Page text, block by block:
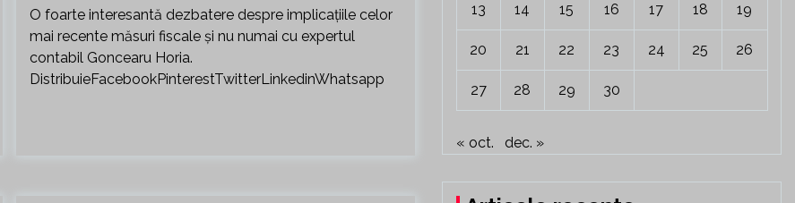
O foarte interesantă dezbatere despre implicațiile celor
mai recente măsuri fiscale și nu numai cu expertul
contabil Goncearu Horia.
DistribuieFacebookPinterestTwitterLinkedinWhatsapp
13 14 15 16 17 18 19
20 21 22 23 24 25 26
27 28 29 30
« oct. dec. »